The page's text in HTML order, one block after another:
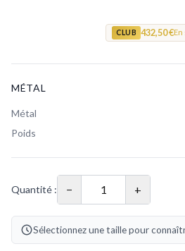
CLUB 432,50 €
MÉTAL
Métal
Poids
Quantité : − +
Sélectionnez une taille pour